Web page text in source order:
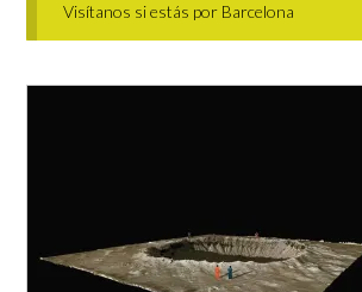
Visítanos si estás por Barcelona